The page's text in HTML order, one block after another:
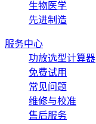
生物医学
先进制造
服务中心
功放选型计算器
免费试用
常见问题
维修与校准
售后服务